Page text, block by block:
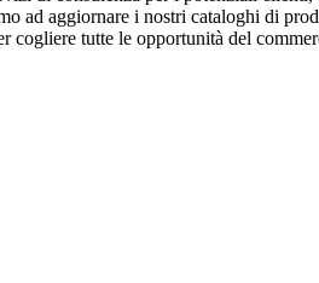
ad aggiornare i nostri cataloghi di
cogliere tutte le opportunità del